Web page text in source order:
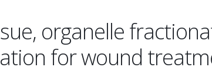
organelle
for wound